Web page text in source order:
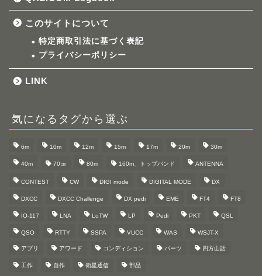
このサイトについて
特定商取引法に基づく表記
プライバシーポリシー
LINK
気になるタグから選ぶ
6m 10m 12m 15m 17m 20m 30m
40m 70㎝ 80m 160m、トップバンド ANTENNA
CONTEST CW DIGI mode DIGITAL MODE DX
DXCC DXCC Challenge DX pedi EME FT4 FT8
IO-117 LNA LoTW LP Pedi PKT QSL
QSO RTTY SSPA VUCC WAS WSJT-X
アプリ アワード コンディション パーツ 四方山話
工作 自作 衛星通信 部品